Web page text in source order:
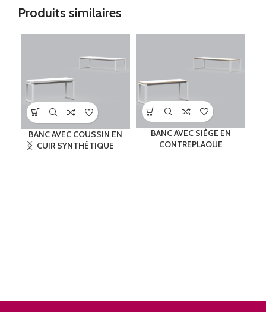
Produits similaires
BANC AVEC COUSSIN EN
CUIR SYNTHÉTIQUE
BANC AVEC SIÈGE EN
CONTREPLAQUE